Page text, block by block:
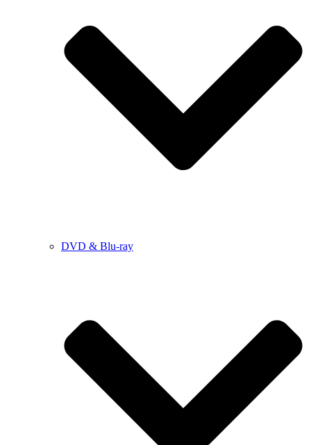
DVD & Blu-ray